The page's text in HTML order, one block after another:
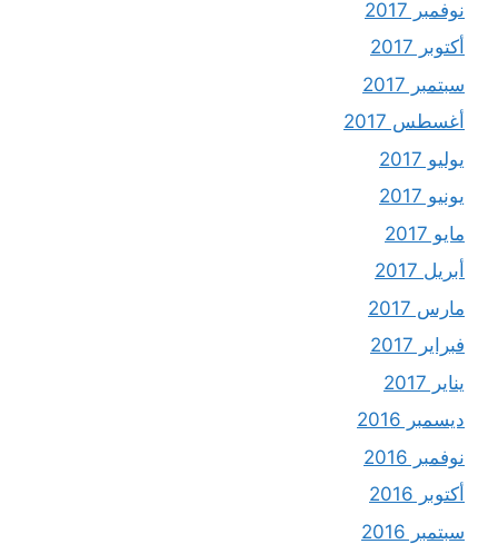
نوفمبر 2017
أكتوبر 2017
سبتمبر 2017
أغسطس 2017
يوليو 2017
يونيو 2017
مايو 2017
أبريل 2017
مارس 2017
فبراير 2017
يناير 2017
ديسمبر 2016
نوفمبر 2016
أكتوبر 2016
سبتمبر 2016